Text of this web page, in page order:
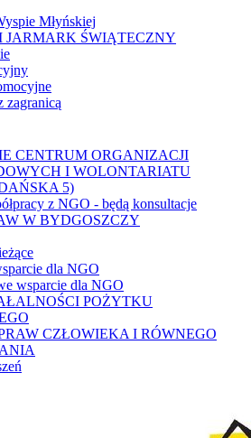
Młyńskiej
JARMARK ŚWIĄTECZNY
zagranicą
CENTRUM ORGANIZACJI
I WOLONTARIATU
5)
z NGO - będą konsultacje
W BYDGOSZCZY
dla NGO
wsparcie dla NGO
POŻYTKU
CZŁOWIEKA I RÓWNEGO